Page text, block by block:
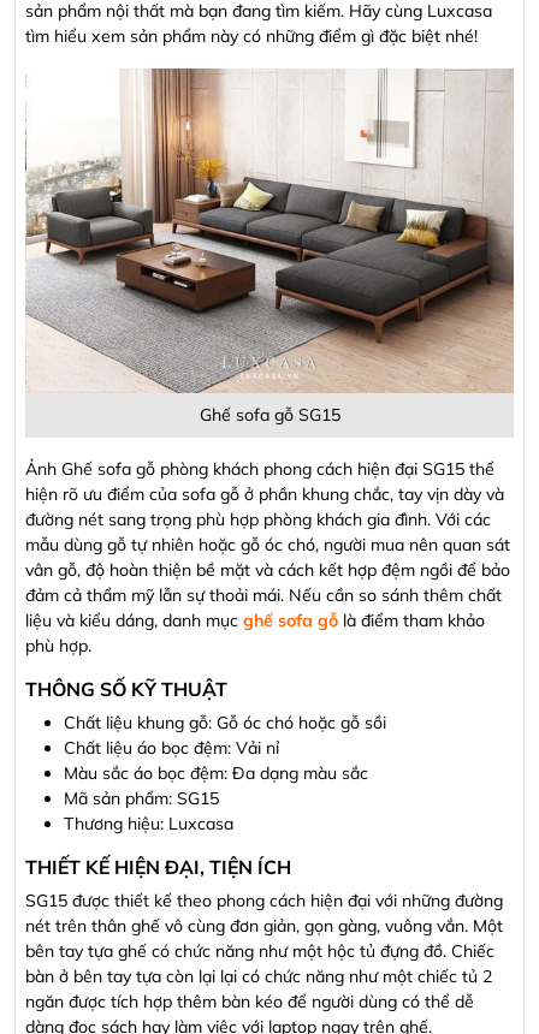
Trung Hưng, tx Sơn Tây, tp Hà Nội
Chị Linh Phương -097664****- Biệt thự U4-L10 khu đô thị Đô Nghĩa,
Hà Đông
Trần Trung Thành -036631****- Thôn Tân Thành. Đông Triều. Tỉnh
tân , hcm
Phạm Thị Hồng Nga - 092334**** - Đường n1, Thung Lũng Xanh, KCN
Long Thành, ấp 5 xã An Phước, Long Thành, Đồng Nai
sản phẩm nội thất mà bạn đang tìm kiếm. Hãy cùng Luxcasa
tìm hiểu xem sản phẩm này có những điểm gì đặc biệt nhé!
Ghế sofa gỗ SG15
Ảnh Ghế sofa gỗ phòng khách phong cách hiện đại SG15 thể
hiện rõ ưu điểm của sofa gỗ ở phần khung chắc, tay vịn dày và
đường nét sang trọng phù hợp phòng khách gia đình. Với các
mẫu dùng gỗ tự nhiên hoặc gỗ óc chó, người mua nên quan sát
vân gỗ, độ hoàn thiện bề mặt và cách kết hợp đệm ngồi để bảo
đảm cả thẩm mỹ lẫn sự thoải mái. Nếu cần so sánh thêm chất
liệu và kiểu dáng, danh mục ghế sofa gỗ là điểm tham khảo
phù hợp.
THÔNG SỐ KỸ THUẬT
Chất liệu khung gỗ: Gỗ óc chó hoặc gỗ sồi
Chất liệu áo bọc đệm: Vải nỉ
Màu sắc áo bọc đệm: Đa dạng màu sắc
Mã sản phẩm: SG15
Thương hiệu: Luxcasa
THIẾT KẾ HIỆN ĐẠI, TIỆN ÍCH
SG15 được thiết kế theo phong cách hiện đại với những đường
nét trên thân ghế vô cùng đơn giản, gọn gàng, vuông vắn. Một
bên tay tựa ghế có chức năng như một hộc tủ đựng đồ. Chiếc
bàn ở bên tay tựa còn lại lại có chức năng như một chiếc tủ 2
ngăn được tích hợp thêm bàn kéo để người dùng có thể dễ
dàng đọc sách hay làm việc với laptop ngay trên ghế.